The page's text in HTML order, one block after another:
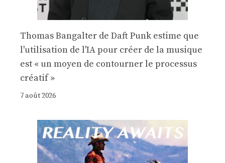
Thomas Bangalter de Daft Punk estime que
l'utilisation de l'IA pour créer de la musique
est « un moyen de contourner le processus
créatif »
7 août 2026